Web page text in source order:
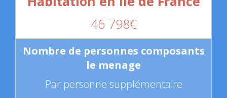
46 798€
Par personne supplémentaire